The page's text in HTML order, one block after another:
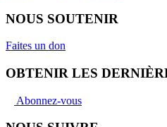
NOUS SOUTENIR
Faites un don
OBTENIR LES
Abonnez-vous